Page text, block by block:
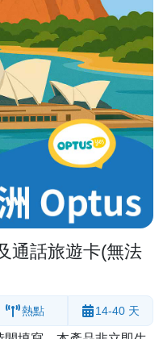
通話旅遊卡(無法
熱點 14-40 天